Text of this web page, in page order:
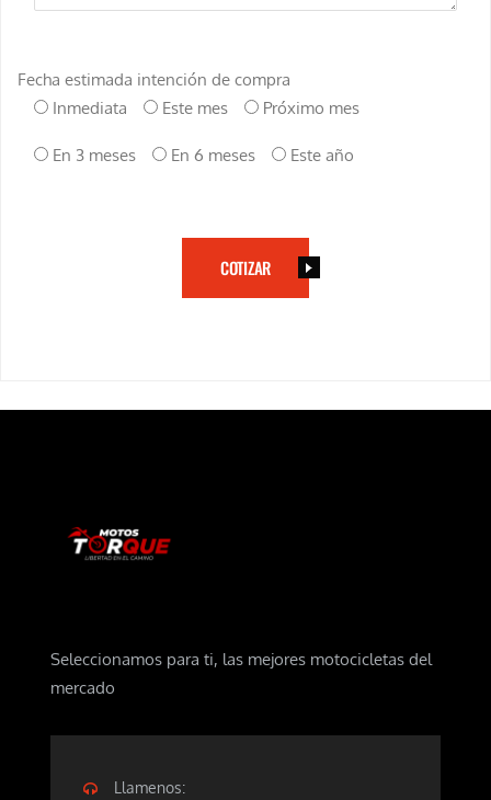
Fecha estimada intención de compra
Inmediata
Este mes Próximo mes
En 3 meses En 6 meses Este año
COTIZAR
Seleccionamos para ti, las mejores motocicletas del
mercado
Llamenos: